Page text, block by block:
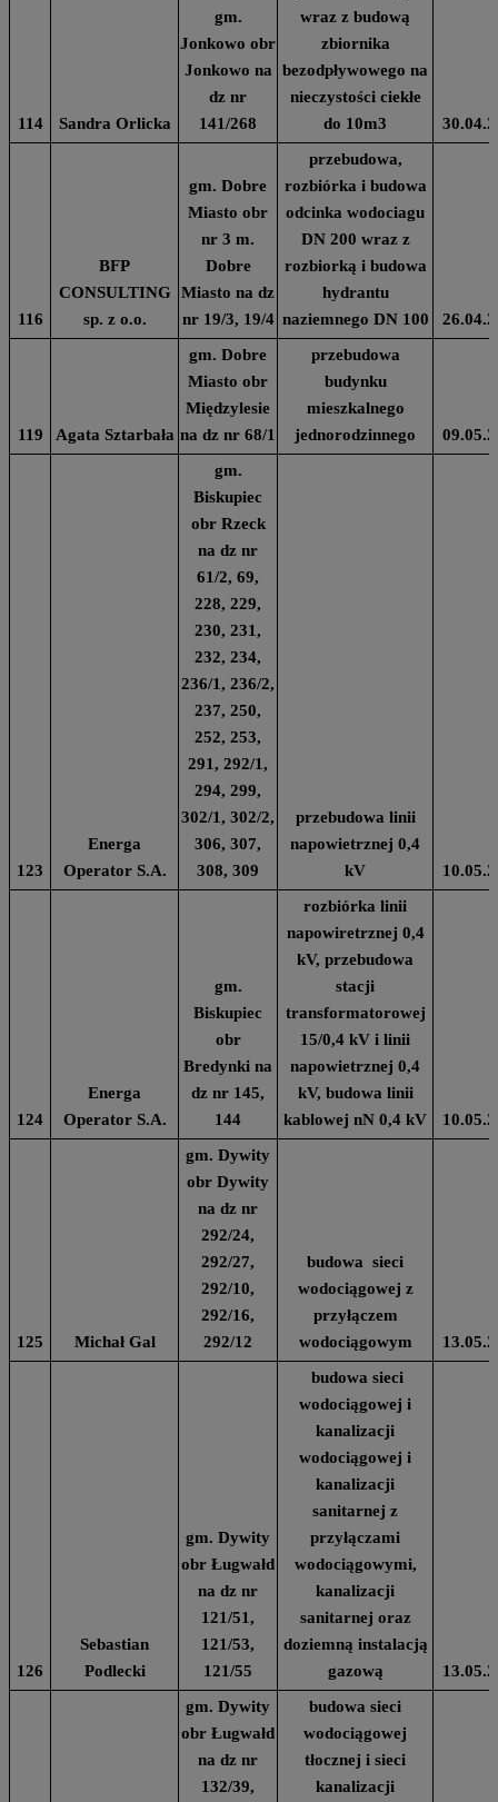
114 Sandra Orlicka
gm.
Jonkowo obr
Jonkowo na
dz nr
141/268
wraz z budową
zbiornika
bezodpływowego na
nieczystości ciekłe
do 10m3
116
BFP
CONSULTING
sp. z o.o.
gm. Dobre
Miasto obr
nr 3 m.
Dobre
Miasto na dz
nr 19/3, 19/4
przebudowa,
rozbiórka i budowa
odcinka wodociagu
DN 200 wraz z
rozbiorką i budowa
hydrantu
naziemnego DN 100
119 Agata Sztarbała
gm. Dobre
Miasto obr
Międzylesie
na dz nr 68/1
przebudowa
budynku
mieszkalnego
jednorodzinnego
123
Energa
Operator S.A.
gm.
Biskupiec
obr Rzeck
na dz nr
61/2, 69,
228, 229,
230, 231,
232, 234,
236/1, 236/2,
237, 250,
252, 253,
291, 292/1,
294, 299,
302/1, 302/2,
306, 307,
308, 309
przebudowa linii
napowietrznej 0,4
kV
124
Energa
Operator S.A.
gm.
Biskupiec
obr
Bredynki na
dz nr 145,
144
rozbiórka linii
napowiretrznej 0,4
kV, przebudowa
stacji
transformatorowej
15/0,4 kV i linii
napowietrznej 0,4
kV, budowa linii
kablowej nN 0,4 kV
125 Michał Gal
gm. Dywity
obr Dywity
na dz nr
292/24,
292/27,
292/10,
292/16,
292/12
budowa sieci
wodociągowej z
przyłączem
wodociągowym
126
Sebastian
Podlecki
gm. Dywity
obr Ługwałd
na dz nr
121/51,
121/53,
121/55
budowa sieci
wodociągowej i
kanalizacji
wodociągowej i
kanalizacji
sanitarnej z
przyłączami
wodociągowymi,
kanalizacji
sanitarnej oraz
doziemną instalacją
gazową
gm. Dywity
obr Ługwałd
na dz nr
132/39,
budowa sieci
wodociągowej
tłocznej i sieci
kanalizacji